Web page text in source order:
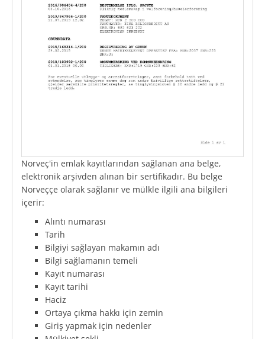
Norveç'in emlak kayıtlarından sağlanan ana belge,
elektronik arşivden alınan bir sertifikadır. Bu belge
Norveççe olarak sağlanır ve mülkle ilgili ana bilgileri
içerir:
Alıntı numarası
Tarih
Bilgiyi sağlayan makamın adı
Bilgi sağlamanın temeli
Kayıt numarası
Kayıt tarihi
Haciz
Ortaya çıkma hakkı için zemin
Giriş yapmak için nedenler